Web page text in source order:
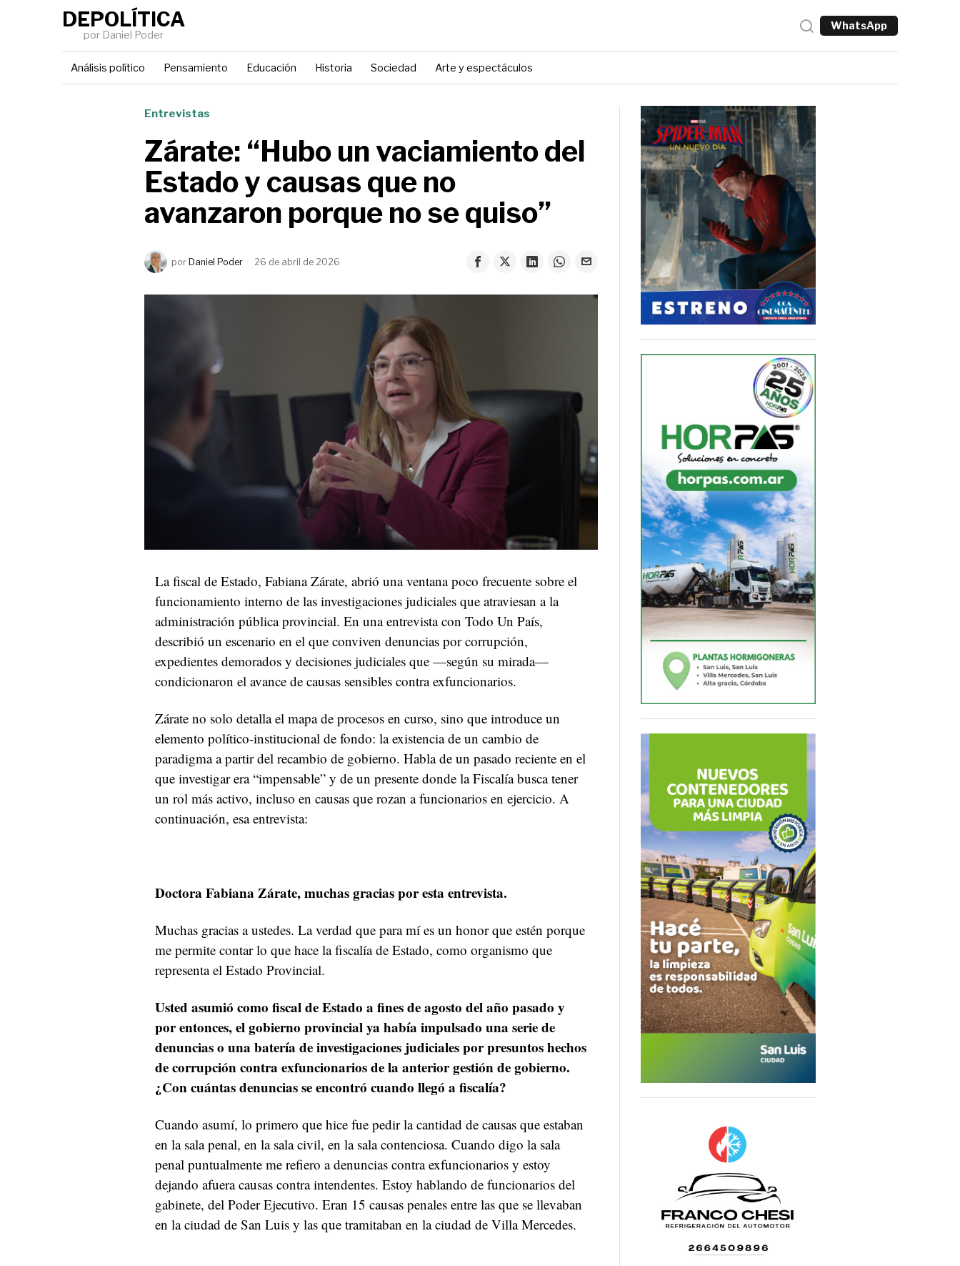
DEPOLÍTICA
por Daniel Poder
WhatsApp
Análisis político Pensamiento Educación Historia Sociedad Arte y espectáculos
Entrevistas
Zárate: “Hubo un vaciamiento del
Estado y causas que no
avanzaron porque no se quiso”
por Daniel Poder 26 de abril de 2026
La fiscal de Estado, Fabiana Zárate, abrió una ventana poco frecuente sobre el
funcionamiento interno de las investigaciones judiciales que atraviesan a la
administración pública provincial. En una entrevista con Todo Un País,
describió un escenario en el que conviven denuncias por corrupción,
expedientes demorados y decisiones judiciales que —según su mirada—
condicionaron el avance de causas sensibles contra exfuncionarios.
Zárate no solo detalla el mapa de procesos en curso, sino que introduce un
elemento político-institucional de fondo: la existencia de un cambio de
paradigma a partir del recambio de gobierno. Habla de un pasado reciente en el
que investigar era “impensable” y de un presente donde la Fiscalía busca tener
un rol más activo, incluso en causas que rozan a funcionarios en ejercicio. A
continuación, esa entrevista:
Doctora Fabiana Zárate, muchas gracias por esta entrevista.
Muchas gracias a ustedes. La verdad que para mí es un honor que estén porque
me permite contar lo que hace la fiscalía de Estado, como organismo que
representa el Estado Provincial.
Usted asumió como fiscal de Estado a fines de agosto del año pasado y
por entonces, el gobierno provincial ya había impulsado una serie de
denuncias o una batería de investigaciones judiciales por presuntos hechos
de corrupción contra exfuncionarios de la anterior gestión de gobierno.
¿Con cuántas denuncias se encontró cuando llegó a fiscalía?
Cuando asumí, lo primero que hice fue pedir la cantidad de causas que estaban
en la sala penal, en la sala civil, en la sala contenciosa. Cuando digo la sala
penal puntualmente me refiero a denuncias contra exfuncionarios y estoy
dejando afuera causas contra intendentes. Estoy hablando de funcionarios del
gabinete, del Poder Ejecutivo. Eran 15 causas penales entre las que se llevaban
en la ciudad de San Luis y las que tramitaban en la ciudad de Villa Mercedes.